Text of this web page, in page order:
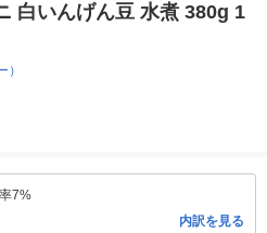
白いんげん豆 水煮 380g 1
7%
内訳を見る